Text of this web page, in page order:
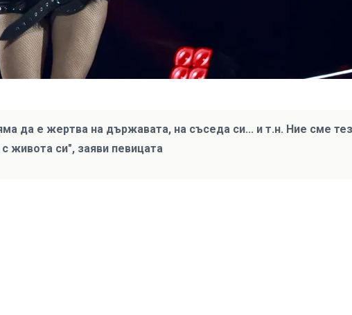
да е жертва на държавата, на съседа си... и т.н. Ние сме
живота си", заяви певицата